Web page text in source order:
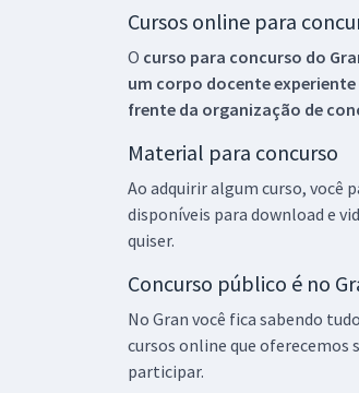
Cursos online para
O curso para concurso do
um corpo docente
frente da organização de
Material para concurso
Ao adquirir algum curso, você
disponíveis para download e
quiser.
Concurso público é no
No Gran você fica sabendo
cursos online que oferecemos
participar.